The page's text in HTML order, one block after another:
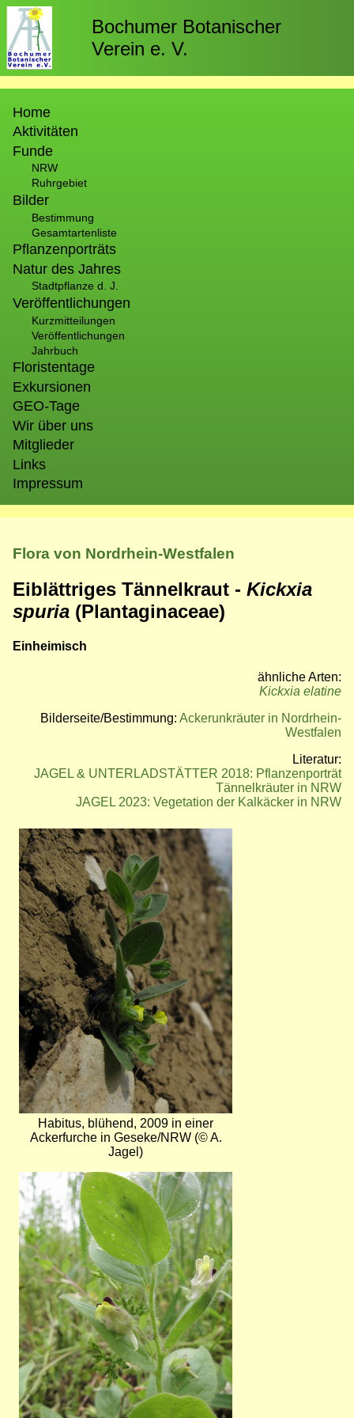
Direkt
zum
Inhalt
Bochumer Botanischer
Verein e. V.
Home
Aktivitäten
Funde
NRW
Ruhrgebiet
Bilder
Bestimmung
Gesamtartenliste
Pflanzenporträts
Natur des Jahres
Stadtpflanze d. J.
Veröffentlichungen
Kurzmitteilungen
Veröffentlichungen
Jahrbuch
Floristentage
Exkursionen
GEO-Tage
Wir über uns
Mitglieder
Links
Impressum
Flora von Nordrhein-Westfalen
Eiblättriges Tännelkraut - Kickxia
spuria (Plantaginaceae)
Einheimisch
ähnliche Arten:
Kickxia elatine
Bilderseite/Bestimmung: Ackerunkräuter in Nordrhein-
Westfalen
Literatur:
JAGEL & UNTERLADSTÄTTER 2018: Pflanzenporträt
Tännelkräuter in NRW
JAGEL 2023: Vegetation der Kalkäcker in NRW
Bild
Habitus, blühend, 2009 in einer
Ackerfurche in Geseke/NRW (© A.
Jagel)
Bild